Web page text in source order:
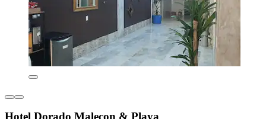
Hotel Dorado Malecon & Playa